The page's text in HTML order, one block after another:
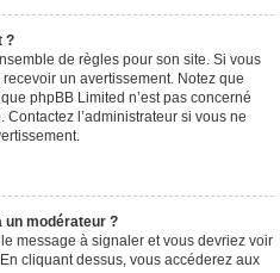
?
de règles pour son site. Si vous
un avertissement. Notez que
phpBB Limited n’est pas concerné
l’administrateur si vous ne
un modérateur ?
message à signaler et vous devriez voir
cliquant dessus, vous accéderez aux